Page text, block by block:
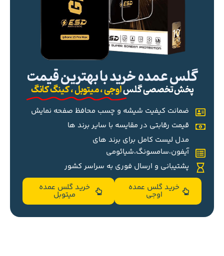
گلس عمده خرید با بهترین قیمت
پخش تخصصی گلساوجی ، میتوبل ، کینگ کانگ
ضمانت کیفیت شیشه و چسب محافظ صفحه نمایش
قیمت رقابتی در مقایسه با سایر برند ها
مدل لیست کامل برای برند های
آیفون،سامسونگ،شیائومی
پشتیبانی و ارسال فوری به سراسر کشور
خرید گلس عمده
اوجی
خرید گلس عمده
میتوبل